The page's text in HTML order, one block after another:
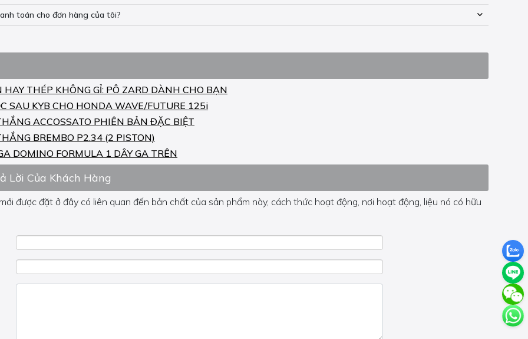
toán cho đơn hàng của tôi?
HAY THÉP KHÔNG GỈ: PÔ ZARD DÀNH CHO BẠN
SAU KYB CHO HONDA WAVE/FUTURE 125i
ACCOSSATO PHIÊN BẢN ĐẶC BIỆT
BREMBO P2.34 (2 PISTON)
DOMINO FORMULA 1 DÂY GA TRÊN
Lời Của Khách Hàng
được đặt ở đây có liên quan đến bản chất của sản phẩm này, cách thức hoạt động, nơi hoạt động, liệu nó có hữu
phần khác, vui lòng không đặt câu hỏi của bạn ở đây mà bên trong trang đó.